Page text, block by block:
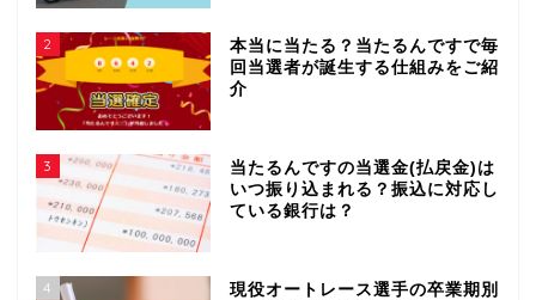
2
本当に当たる？当たるんですで毎
回当選者が誕生する仕組みをご紹
介
3
当たるんですの当選金(払戻金)は
いつ振り込まれる？振込に対応し
ている銀行は？
4
現役オートレース選手の卒業期別